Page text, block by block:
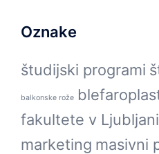
Oznake
študijski programi
balkonske rože
fakultete v Ljubljani
marketing masivni